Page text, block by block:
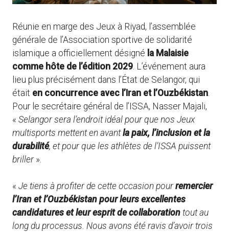
Réunie en marge des Jeux à Riyad, l’assemblée
générale de l’Association sportive de solidarité
islamique a officiellement désigné la Malaisie
comme hôte de l’édition 2029 . L’événement aura
lieu plus précisément dans l’État de Selangor, qui
était en concurrence avec l’Iran et l’Ouzbékistan
Pour le secrétaire général de l’ISSA, Nasser Majali,
« Selangor sera l’endroit idéal pour que nos Jeux
multisports mettent en avantla paix, l’inclusion et la
durabilité, et pour que les athlètes de l’ISSA puissent
briller».
« Je tiens à profiter de cette occasion pourremercier
l’Iran et l’Ouzbékistan pour leurs excellentes
candidatures et leur esprit de collaboration tout au
long du processus. Nous avons été ravis d’avoir trois